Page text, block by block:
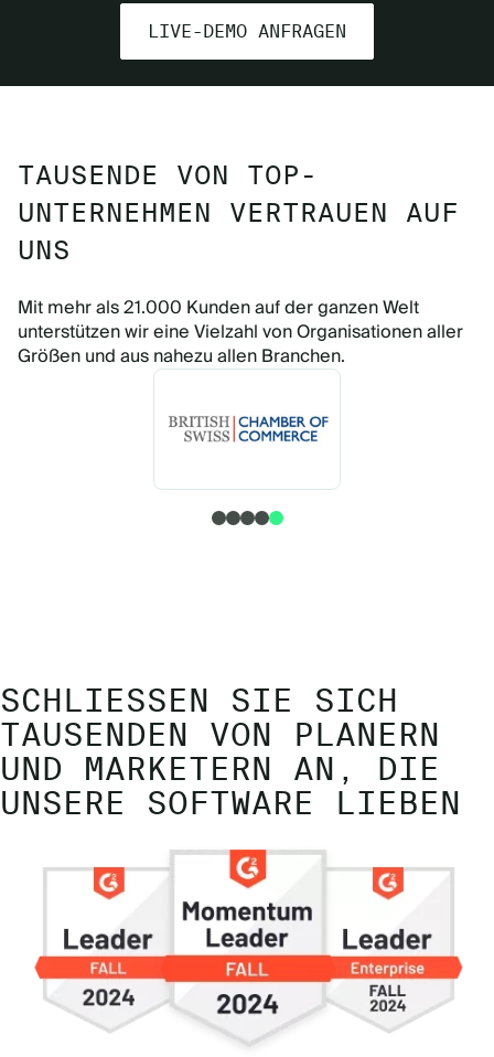
LIVE-DEMO ANFRAGEN
TAUSENDE VON TOP-
UNTERNEHMEN VERTRAUEN AUF
UNS
Mit mehr als 21.000 Kunden auf der ganzen Welt
unterstützen wir eine Vielzahl von Organisationen aller
Größen und aus nahezu allen Branchen.
SCHLIESSEN SIE SICH T
AUSENDEN VON PLANERN U
ND MARKETERN AN, DIE U
NSERE SOFTWARE LIEBEN